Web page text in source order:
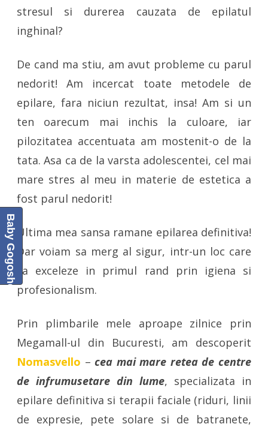
stresul si durerea cauzata de epilatul
inghinal?
De cand ma stiu, am avut probleme cu parul
nedorit! Am incercat toate metodele de
epilare, fara niciun rezultat, insa! Am si un
ten oarecum mai inchis la culoare, iar
pilozitatea accentuata am mostenit-o de la
tata. Asa ca de la varsta adolescentei, cel mai
mare stres al meu in materie de estetica a
fost parul nedorit!
Ultima mea sansa ramane epilarea definitiva!
Dar voiam sa merg al sigur, intr-un loc care
sa exceleze in primul rand prin igiena si
profesionalism.
Prin plimbarile mele aproape zilnice prin
Megamall-ul din Bucuresti, am descoperit
Nomasvello –cea mai mare retea de centre
de infrumusetare din lume, specializata in
epilare definitiva si terapii faciale (riduri, linii
de expresie, pete solare si de batranete,
Baby Gogoshel Blog